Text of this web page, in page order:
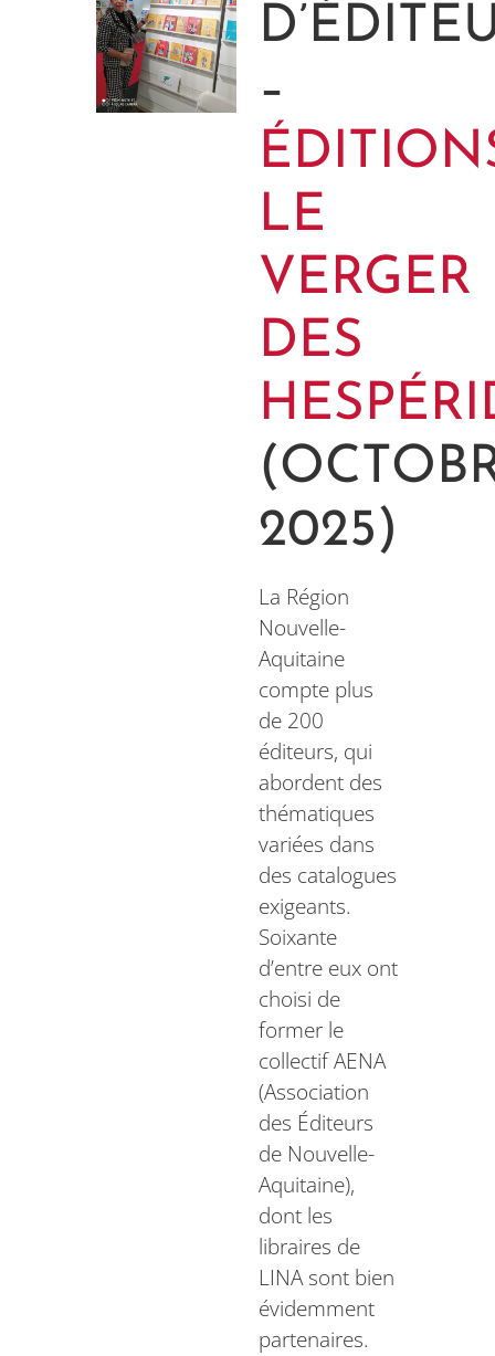
–
LE
VERGER
DES
2025)
La Région
Nouvelle-
Aquitaine
compte plus
de 200
éditeurs, qui
abordent des
thématiques
variées dans
des catalogues
exigeants.
Soixante
d’entre eux ont
choisi de
former le
collectif AENA
(Association
des Éditeurs
de Nouvelle-
Aquitaine),
dont les
libraires de
LINA sont bien
évidemment
partenaires.